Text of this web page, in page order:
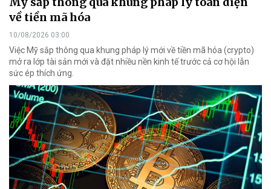
về tiền mã hóa
10/08/2026 03:00
Việc Mỹ sắp thông qua khung pháp lý mới về tiền mã hóa (crypto)
mở ra lớp tài sản mới và đặt nhiều nền kinh tế trước cả cơ hội lẫn
sức ép thích ứng.